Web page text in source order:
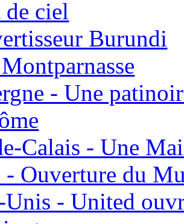
ciel
Burundi
- Une
Calais - Une
Ouverture du
Unis - United